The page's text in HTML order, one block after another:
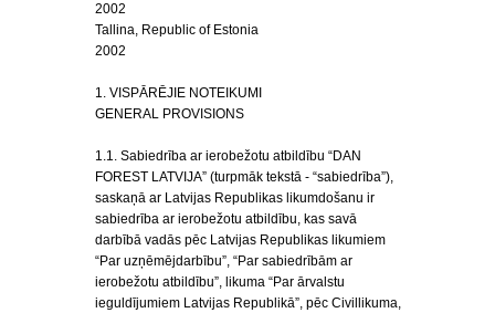
2002
Tallina, Republic of Estonia
2002
1. VISPĀRĒJIE NOTEIKUMI
GENERAL PROVISIONS
1.1. Sabiedrība ar ierobežotu atbildību “DAN
FOREST LATVIJA” (turpmāk tekstā - “sabiedrība”),
saskaņā ar Latvijas Republikas likumdošanu ir
sabiedrība ar ierobežotu atbildību, kas savā
darbībā vadās pēc Latvijas Republikas likumiem
“Par uzņēmējdarbību”, “Par sabiedrībām ar
ierobežotu atbildību”, likuma “Par ārvalstu
ieguldījumiem Latvijas Republikā”, pēc Civillikuma,